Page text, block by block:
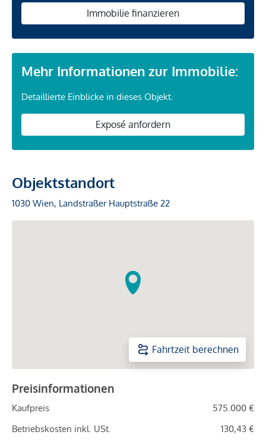
Immobilie finanzieren
Mehr Informationen zur Immobilie:
Detaillierte Einblicke in dieses Objekt.
Exposé anfordern
Objektstandort
1030 Wien, Landstraßer Hauptstraße 22
Fahrtzeit berechnen
Preisinformationen
Kaufpreis
575.000 €
Betriebskosten inkl. USt.
130,43 €